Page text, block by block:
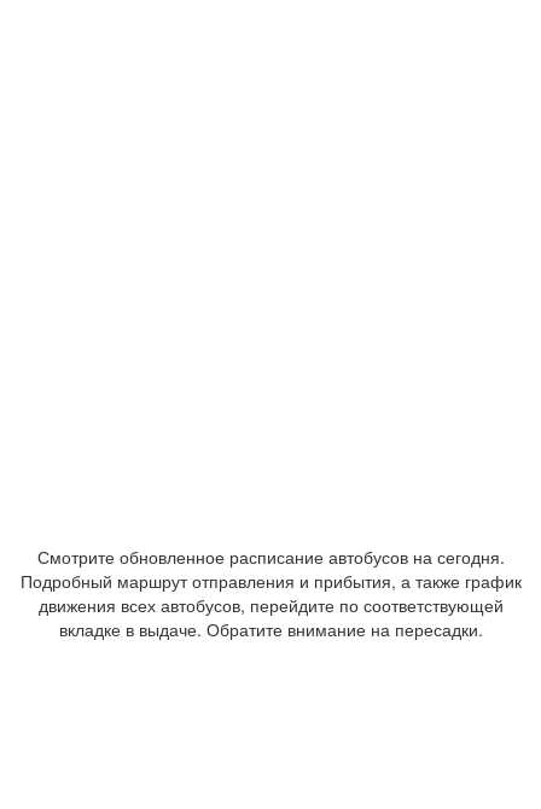
Смотрите обновленное расписание автобусов на сегодня.
Подробный маршрут отправления и прибытия, а также график
движения всех автобусов, перейдите по соответствующей
вкладке в выдаче. Обратите внимание на пересадки.